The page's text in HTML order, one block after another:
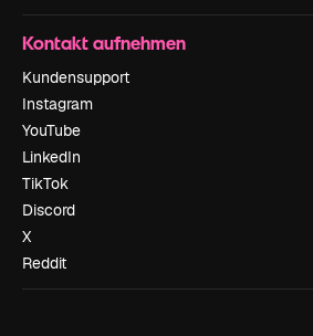
Kontakt aufnehmen
Kundensupport
Instagram
YouTube
LinkedIn
TikTok
Discord
X
Reddit